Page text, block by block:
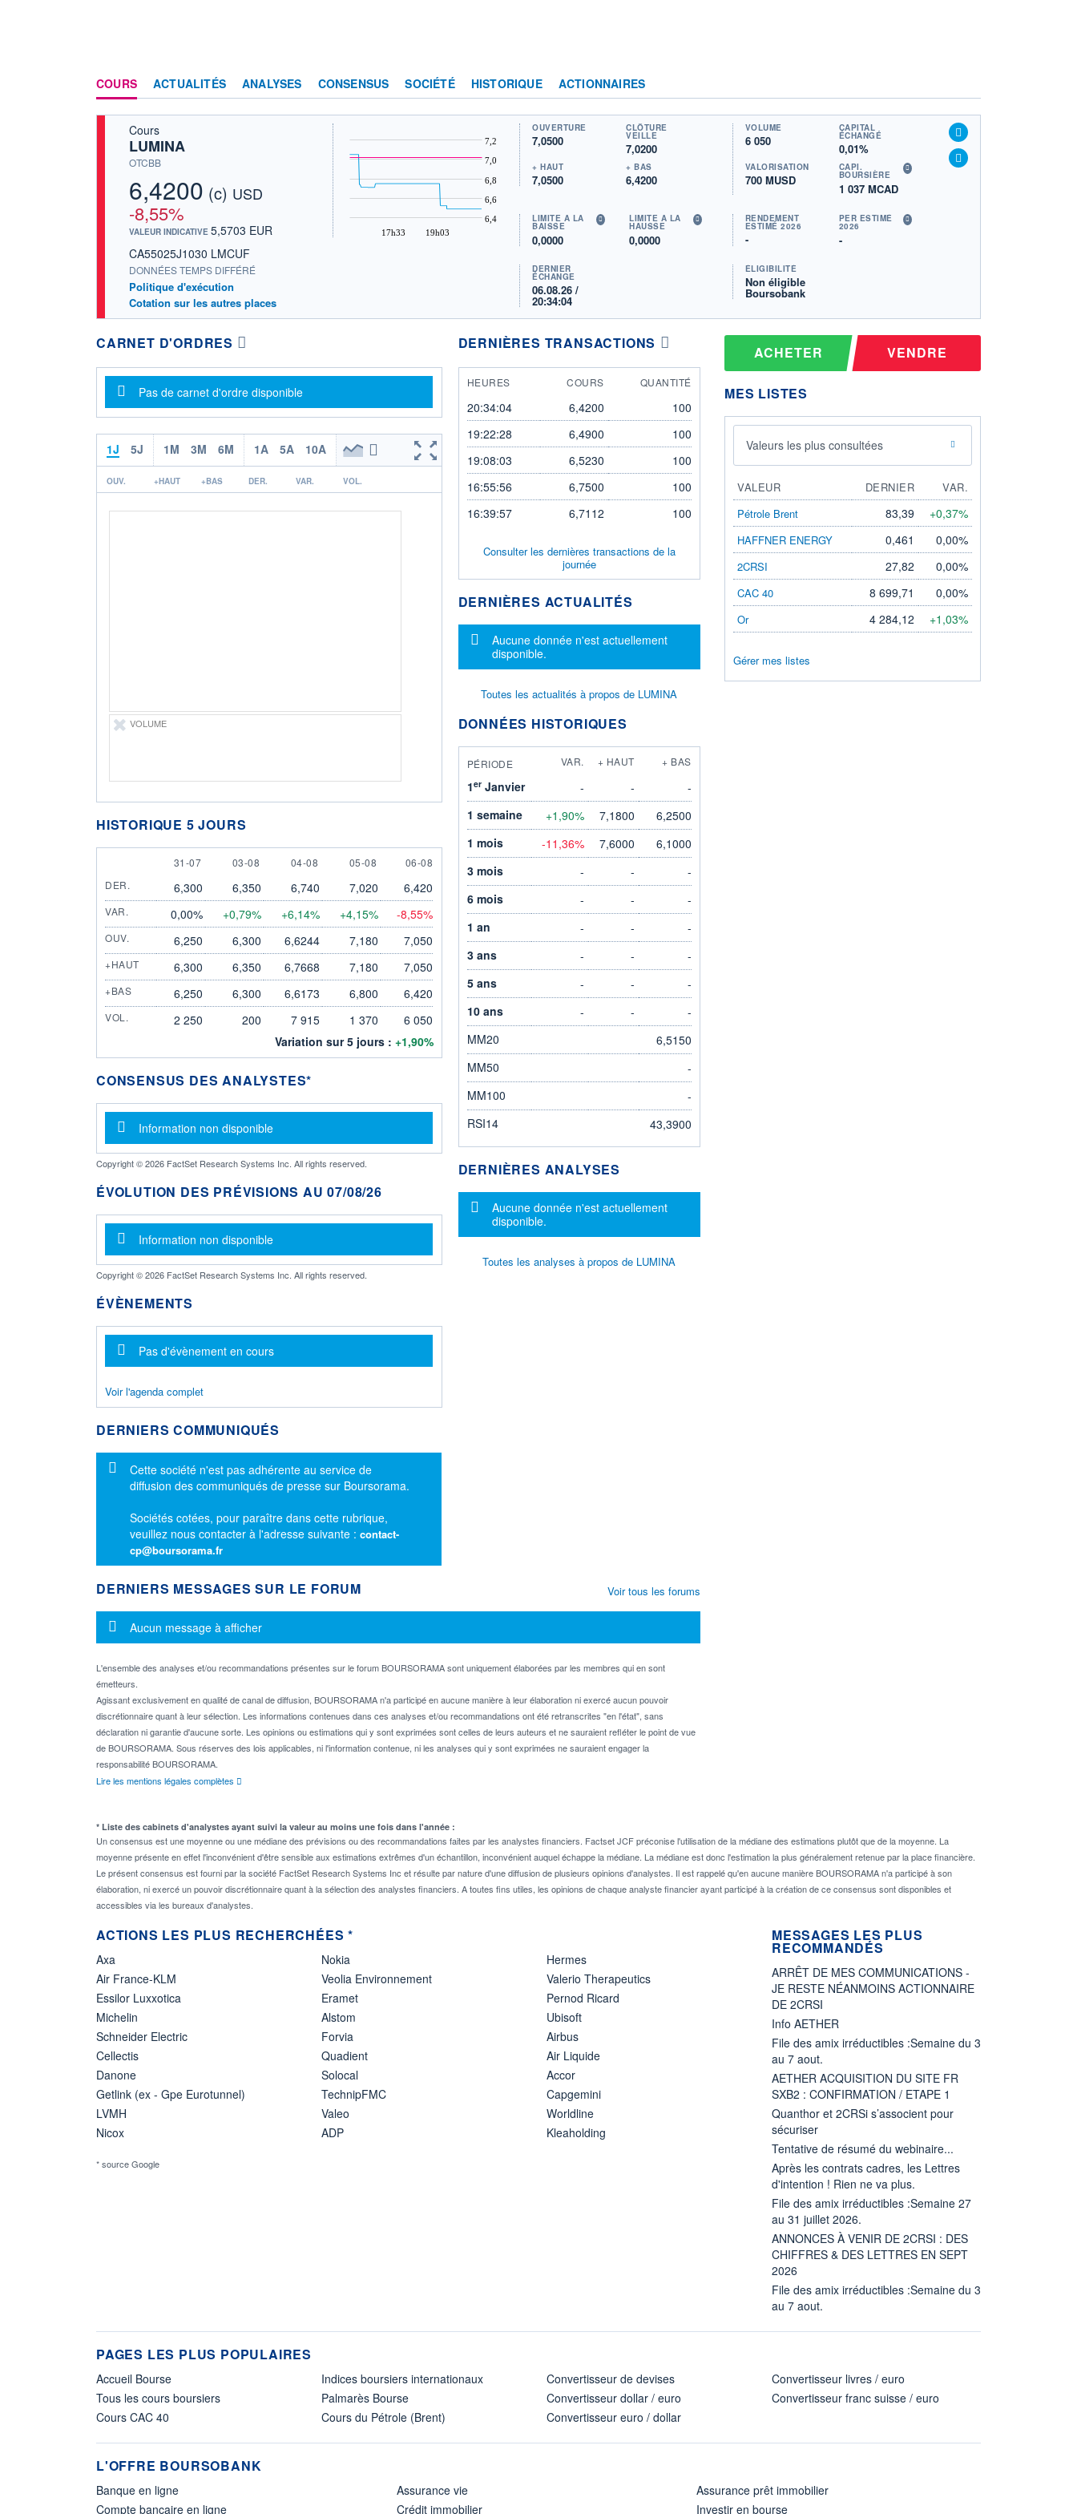
COURS ACTUALITÉS ANALYSES CONSENSUS SOCIÉTÉ HISTORIQUE ACTIONNAIRES
Cours
LUMINA
OTCBB
6,4200 (c) USD
-8,55%
VALEUR INDICATIVE 5,5703 EUR
CA55025J1030 LMCUF
DONNÉES TEMPS DIFFÉRÉ
Politique d'exécution
Cotation sur les autres places
17h33 19h03
6,4
6,6
6,8
7,0
7,2
OUVERTURE
7,0500
CLÔTURE
VEILLE
7,0200
+ HAUT
7,0500
+ BAS
6,4200
VOLUME
6 050
CAPITAL
ÉCHANGÉ
0,01%
VALORISATION
700 MUSD
CAPI.
BOURSIÈRE
1 037 MCAD
LIMITE À LA
BAISSE
0,0000
LIMITE À LA
HAUSSE
0,0000
RENDEMENT
ESTIMÉ 2026
-
PER ESTIMÉ
2026
-
DERNIER
ÉCHANGE
06.08.26 /
20:34:04
ÉLIGIBILITÉ
Non éligible
Boursobank
CARNET D'ORDRES
Message d'information
Pas de carnet d'ordre disponible
1J 5J 1M 3M 6M 1A 5A 10A
OUV. +HAUT +BAS DER. VAR. VOL.
VOLUME
HISTORIQUE 5 JOURS
31 JULY
31-07 3 AUGUST
03-08 4 AUGUST
04-08 5 AUGUST
05-08 6 AUGUST
06-08
DER.
6,300 6,350 6,740 7,020 6,420
VAR. 0,00% +0,79% +6,14% +4,15% -8,55%
OUV. 6,250 6,300 6,6244 7,180 7,050
+HAUT 6,300 6,350 6,7668 7,180 7,050
+BAS 6,250 6,300 6,6173 6,800 6,420
VOL. 2 250 200 7 915 1 370
6 050
Variation sur 5 jours : +1,90%
CONSENSUS DES ANALYSTES*
Message d'information
Information non disponible
Copyright © 2026 FactSet Research Systems Inc. All rights reserved.
ÉVOLUTION DES PRÉVISIONS AU 07/08/26
Message d'information
Information non disponible
Copyright © 2026 FactSet Research Systems Inc. All rights reserved.
ÉVÈNEMENTS
Message d'information
Pas d'évènement en cours
Voir l'agenda complet
DERNIERS COMMUNIQUÉS
Message d'information
Cette société n'est pas adhérente au service de
diffusion des communiqués de presse sur Boursorama.
Sociétés cotées, pour paraître dans cette rubrique,
veuillez nous contacter à l'adresse suivante : contact-
cp@boursorama.fr
DERNIÈRES TRANSACTIONS
HEURES COURS QUANTITÉ
20:34:04 6,4200
100
19:22:28
6,4900
100
19:08:03
6,5230
100
16:55:56
6,7500
100
16:39:57
6,7112 100
Consulter les dernières transactions de la
journée
DERNIÈRES ACTUALITÉS
Message d'information
Aucune donnée n'est actuellement
disponible.
Toutes les actualités à propos de LUMINA
DONNÉES HISTORIQUES
PÉRIODE VAR. + HAUT + BAS
1erJanvier - -
-
1 semaine
+1,90% 7,1800
6,2500
1 mois
-11,36% 7,6000
6,1000
3 mois
- -
-
6 mois
- -
-
1 an
- -
-
3 ans
- -
-
5 ans
- -
-
10 ans
- -
-
MM20
6,5150
MM50
-
MM100
-
RSI14
43,3900
DERNIÈRES ANALYSES
Message d'information
Aucune donnée n'est actuellement
disponible.
Toutes les analyses à propos de LUMINA
DERNIERS MESSAGES SUR LE FORUM
Message d'information
Aucun message à afficher
L'ensemble des analyses et/ou recommandations présentes sur le forum BOURSORAMA sont uniquement élaborées par les membres qui en sont
émetteurs.
Agissant exclusivement en qualité de canal de diffusion, BOURSORAMA n'a participé en aucune manière à leur élaboration ni exercé aucun pouvoir
discrétionnaire quant à leur sélection. Les informations contenues dans ces analyses et/ou recommandations ont été retranscrites "en l'état", sans
déclaration ni garantie d'aucune sorte. Les opinions ou estimations qui y sont exprimées sont celles de leurs auteurs et ne sauraient refléter le point de vue
de BOURSORAMA. Sous réserves des lois applicables, ni l'information contenue, ni les analyses qui y sont exprimées ne sauraient engager la
responsabilité BOURSORAMA.
Lire les mentions légales complètes
Voir tous les forums
ACHETER VENDRE
MES LISTES
Valeurs les plus consultées
VALEUR DERNIER
VAR.
Pétrole Brent
83,39 +0,37%
HAFFNER ENERGY 0,461 0,00%
2CRSI 27,82 0,00%
CAC 40 8 699,71 0,00%
Or 4 284,12 +1,03%
Gérer mes listes
* Liste des cabinets d'analystes ayant suivi la valeur au moins une fois dans l'année :
Un consensus est une moyenne ou une médiane des prévisions ou des recommandations faites par les analystes financiers. Factset JCF préconise l'utilisation de la médiane des estimations plutôt que de la moyenne. La
moyenne présente en effet l'inconvénient d'être sensible aux estimations extrêmes d'un échantillon, inconvénient auquel échappe la médiane. La médiane est donc l'estimation la plus généralement retenue par la place financière.
Le présent consensus est fourni par la société FactSet Research Systems Inc et résulte par nature d'une diffusion de plusieurs opinions d'analystes. Il est rappelé qu'en aucune manière BOURSORAMA n'a participé à son
élaboration, ni exercé un pouvoir discrétionnaire quant à la sélection des analystes financiers. A toutes fins utiles, les opinions de chaque analyste financier ayant participé à la création de ce consensus sont disponibles et
accessibles via les bureaux d'analystes.
ACTIONS LES PLUS RECHERCHÉES *
Axa
Air France-KLM
Essilor Luxxotica
Michelin
Schneider Electric
Cellectis
Danone
Getlink (ex - Gpe Eurotunnel)
LVMH
Nicox
Nokia
Veolia Environnement
Eramet
Alstom
Forvia
Quadient
Solocal
TechnipFMC
Valeo
ADP
Hermes
Valerio Therapeutics
Pernod Ricard
Ubisoft
Airbus
Air Liquide
Accor
Capgemini
Worldline
Kleaholding
* source Google
MESSAGES LES PLUS
RECOMMANDÉS
ARRÊT DE MES COMMUNICATIONS -
JE RESTE NÉANMOINS ACTIONNAIRE
DE 2CRSI
Info AETHER
File des amix irréductibles :Semaine du 3
au 7 aout.
AETHER ACQUISITION DU SITE FR
SXB2 : CONFIRMATION / ETAPE 1
Quanthor et 2CRSi s’associent pour
sécuriser
Tentative de résumé du webinaire...
Après les contrats cadres, les Lettres
d'intention ! Rien ne va plus.
File des amix irréductibles :Semaine 27
au 31 juillet 2026.
ANNONCES À VENIR DE 2CRSI : DES
CHIFFRES & DES LETTRES EN SEPT
2026
File des amix irréductibles :Semaine du 3
au 7 aout.
PAGES LES PLUS POPULAIRES
Accueil Bourse
Tous les cours boursiers
Cours CAC 40
Indices boursiers internationaux
Palmarès Bourse
Cours du Pétrole (Brent)
Convertisseur de devises
Convertisseur dollar / euro
Convertisseur euro / dollar
Convertisseur livres / euro
Convertisseur franc suisse / euro
L'OFFRE BOURSOBANK
Banque en ligne
Compte bancaire en ligne
Assurance vie
Crédit immobilier
Assurance prêt immobilier
Investir en bourse